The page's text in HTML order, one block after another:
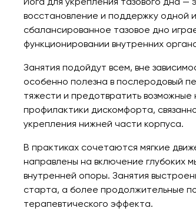
восстановление и поддержку одной
сбалансированное тазовое дно
функционировании внутренних
Занятия подойдут всем, вне
особенно полезна в послеродовый
тяжести и предотвратить
профилактики дискомфорта,
укрепления нижней части корпуса.
В практиках сочетаются мягкие
направлены на включение глубоких
внутренней опоры. Занятия
старта, а более продолжительные
терапевтического эффекта.